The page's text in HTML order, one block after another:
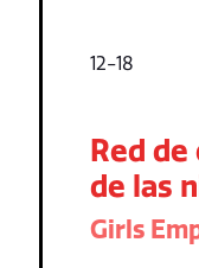
12-18
Red
de las
Girls